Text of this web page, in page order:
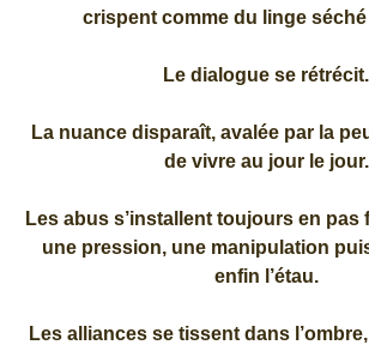
crispent comme du linge
Le dialogue se rétrécit.
La nuance disparaît, avalée par la
de vivre au jour le jour.
Les abus s’installent toujours en pas
une pression, une manipulation
enfin l’étau.
Les alliances se tissent dans